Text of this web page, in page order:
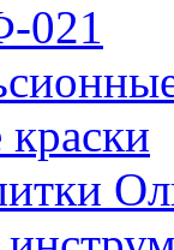
021